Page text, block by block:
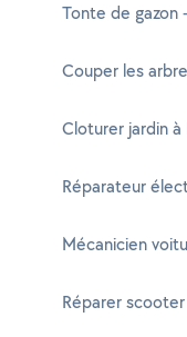
Tonte de gazon
Couper les
Cloturer jardin à
Réparateur
Mécanicien
Réparer